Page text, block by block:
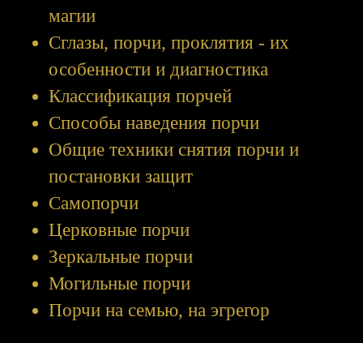
магии
Сглазы, порчи, проклятия - их
особенности и диагностика
Классификация порчей
Способы наведения порчи
Общие техники снятия порчи и
постановки защит
Самопорчи
Церковные порчи
Зеркальные порчи
Могильные порчи
Порчи на семью, на эгрегор